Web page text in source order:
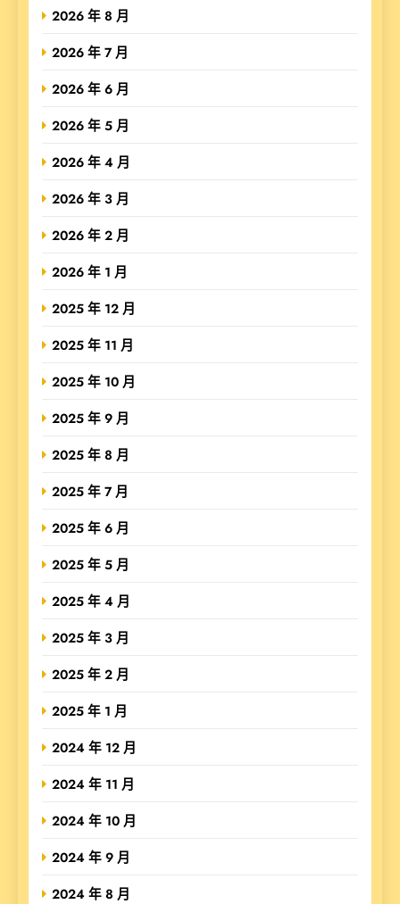
2026 年 8 月
2026 年 7 月
2026 年 6 月
2026 年 5 月
2026 年 4 月
2026 年 3 月
2026 年 2 月
2026 年 1 月
2025 年 12 月
2025 年 11 月
2025 年 10 月
2025 年 9 月
2025 年 8 月
2025 年 7 月
2025 年 6 月
2025 年 5 月
2025 年 4 月
2025 年 3 月
2025 年 2 月
2025 年 1 月
2024 年 12 月
2024 年 11 月
2024 年 10 月
2024 年 9 月
2024 年 8 月